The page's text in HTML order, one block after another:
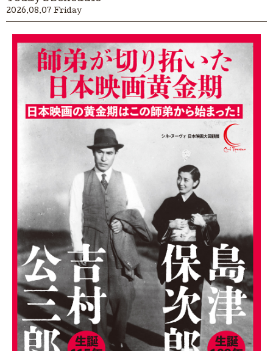
2026.08.07 Friday